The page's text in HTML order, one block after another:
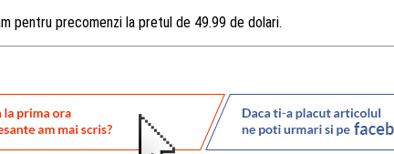
pentru precomenzi la pretul de 49.99 de dolari.